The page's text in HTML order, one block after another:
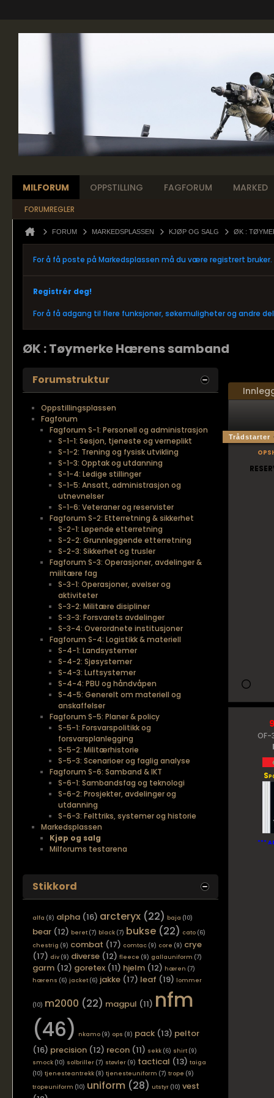
MILFORUM OPPSTILLING FAGFORUM MARKED
FORUMREGLER
FORUM MARKEDSPLASSEN KJØP OG SALG ØK :
For å få poste på Markedsplassen må du være registrert bruker.
Registrér deg!
For å få adgang til flere funksjoner, søkemuligheter og andre
ØK : Tøymerke Hærens samband
Trådstarter
OF-
***
Forumstruktur
Oppstillingsplassen
Fagforum
Fagforum S-1: Personell og administrasjon
S-1-1: Sesjon, tjeneste og verneplikt
S-1-2: Trening og fysisk utvikling
S-1-3: Opptak og utdanning
S-1-4: Ledige stillinger
S-1-5: Ansatt, administrasjon og
utnevnelser
S-1-6: Veteraner og reservister
Fagforum S-2: Etterretning & sikkerhet
S-2-1: Løpende etterretning
S-2-2: Grunnleggende etterretning
S-2-3: Sikkerhet og trusler
Fagforum S-3: Operasjoner, avdelinger &
militære fag
S-3-1: Operasjoner, øvelser og
aktiviteter
S-3-2: Militære disipliner
S-3-3: Forsvarets avdelinger
S-3-4: Overordnete institusjoner
Fagforum S-4: Logistikk & materiell
S-4-1: Landsystemer
S-4-2: Sjøsystemer
S-4-3: Luftsystemer
S-4-4: PBU og håndvåpen
S-4-5: Generelt om materiell og
anskaffelser
Fagforum S-5: Planer & policy
S-5-1: Forsvarspolitikk og
forsvarsplanlegging
S-5-2: Militærhistorie
S-5-3: Scenarioer og faglig analyse
Fagforum S-6: Samband & IKT
S-6-1: Sambandsfag og teknologi
S-6-2: Prosjekter, avdelinger og
utdanning
S-6-3: Felttriks, systemer og historie
Markedsplassen
Kjøp og salg
Milforums testarena
Stikkord
alfa (8) alpha (16) arcteryx (22) baja (10)
bear (12) beret (7) black (7) bukse (22) cato (6)
chestrig (9) combat (17) comtac (9) core (9) crye
(17) div (9) diverse (12) fleece (9) gallauniform (7)
garm (12) goretex (11) hjelm (12) hæren (7)
hærens (6) jacket (6) jakke (17) leaf (19) lommer
(10) m2000 (22) magpul (11) nfm
(46)
nkamo (9) ops (8) pack (13) peltor
(16) precision (12) recon (11) sekk (6) shirt (9)
smock (10) solbriller (7) støvler (9) tactical (13) taiga
(10) tjenesteantrekk (8) tjenesteuniform (7) trope (9)
tropeuniform (10) uniform (28) utstyr (10) vest